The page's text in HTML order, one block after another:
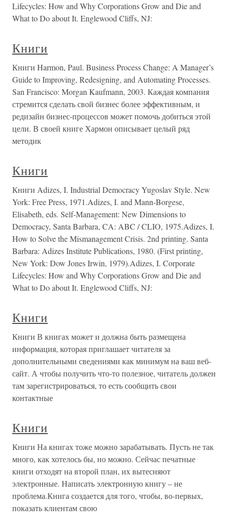
Lifecycles: How and Why Corporations Grow and Die and
What to Do about It. Englewood Cliffs, NJ:
Книги
Книги Harmon, Paul. Business Process Change: A Manager’s
Guide to Improving, Redesigning, and Automating Processes.
San Francisco: Morgan Kaufmann, 2003. Каждая компания
стремится сделать свой бизнес более эффективным, и
редизайн бизнес-процессов может помочь добиться этой
цели. В своей книге Хармон описывает целый ряд
методик
Книги
Книги Adizes, I. Industrial Democracy Yugoslav Style. New
York: Free Press, 1971.Adizes, I. and Mann-Borgese,
Elisabeth, eds. Self-Management: New Dimensions to
Democracy, Santa Barbara, CA: ABC / CLIO, 1975.Adizes, I.
How to Solve the Mismanagement Crisis. 2nd printing. Santa
Barbara: Adizes Institute Publications, 1980. (First printing,
New York: Dow Jones Irwin, 1979).Adizes, I. Corporate
Lifecycles: How and Why Corporations Grow and Die and
What to Do about It. Englewood Cliffs, NJ:
Книги
Книги В книгах может и должна быть размещена
информация, которая приглашает читателя за
дополнительными сведениями как минимум на ваш веб-
сайт. А чтобы получить что-то полезное, читатель должен
там зарегистрироваться, то есть сообщить свои
контактные
Книги
Книги На книгах тоже можно зарабатывать. Пусть не так
много, как хотелось бы, но можно. Сейчас печатные
книги отходят на второй план, их вытесняют
электронные. Написать электронную книгу – не
проблема.Книга создается для того, чтобы, во-первых,
показать клиентам свою